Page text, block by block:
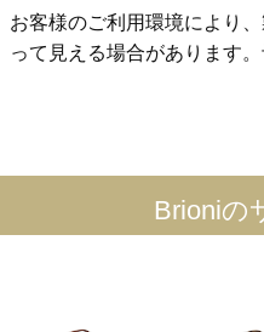
お客様のご利用環境により
って見える場合があります
Brioniの